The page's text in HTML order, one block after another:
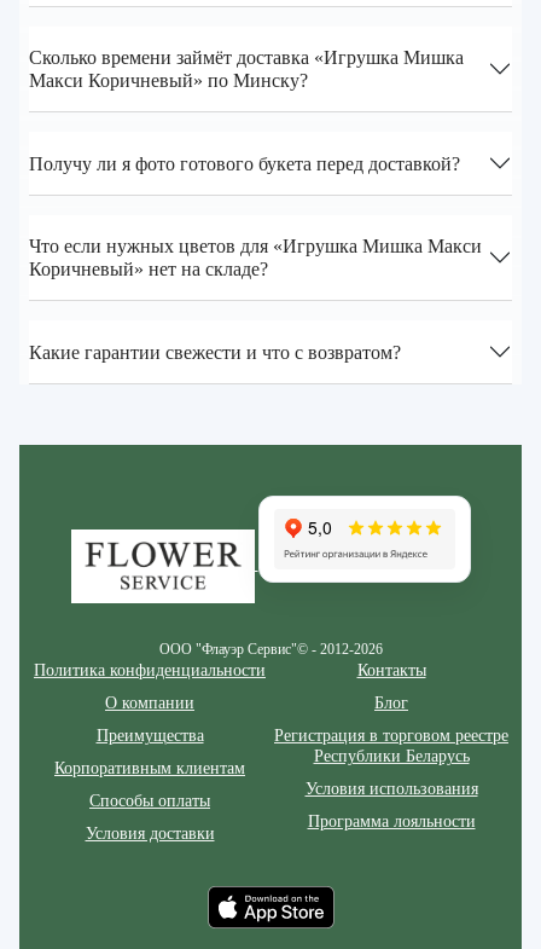
Сколько времени займёт доставка «Игрушка Мишка
Mакси Коричневый» по Минску?
Получу ли я фото готового букета перед доставкой?
Что если нужных цветов для «Игрушка Мишка Mакси
Коричневый» нет на складе?
Какие гарантии свежести и что с возвратом?
ООО "Флауэр Сервис"© - 2012-2026
Политика конфиденциальности
О компании
Преимущества
Корпоративным клиентам
Способы оплаты
Условия доставки
Контакты
Блог
Регистрация в торговом реестре
Республики Беларусь
Условия использования
Программа лояльности